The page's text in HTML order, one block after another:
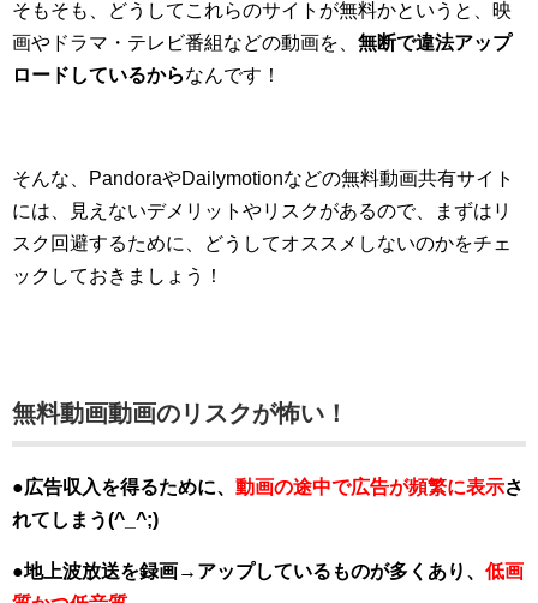
そもそも、どうしてこれらのサイトが無料かというと、映
画やドラマ・テレビ番組などの動画を、 無断で違法アップ
ロードしているからなんです！
そんな、PandoraやDailymotionなどの無料動画共有サイト
には、見えないデメリットやリスクがあるので、まずはリ
スク回避するために、どうしてオススメしないのかをチェ
ックしておきましょう！
無料動画動画のリスクが怖い！
●広告収入を得るために、 動画の途中で広告が頻繁に表示さ
れてしまう(^_^;)
●地上波放送を録画→アップしているものが多くあり、 低画